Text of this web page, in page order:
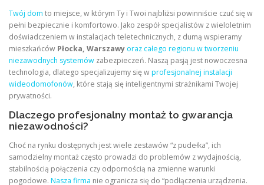
Twój dom to miejsce, w którym Ty i Twoi najbliżsi powinniście czuć się w
pełni bezpiecznie i komfortowo. Jako zespół specjalistów z wieloletnim
doświadczeniem w instalacjach teletechnicznych, z dumą wspieramy
mieszkańców Płocka, Warszawy oraz całego regionu w tworzeniu
niezawodnych systemów zabezpieczeń. Naszą pasją jest nowoczesna
technologia, dlatego specjalizujemy się wprofesjonalnej instalacji
wideodomofonów, które stają się inteligentnymi strażnikami Twojej
prywatności.
Dlaczego profesjonalny montaż to gwarancja
niezawodności?
Choć na rynku dostępnych jest wiele zestawów “z pudełka”, ich
samodzielny montaż często prowadzi do problemów z wydajnością,
stabilnością połączenia czy odpornością na zmienne warunki
pogodowe. Nasza firma nie ogranicza się do “podłączenia urządzenia.